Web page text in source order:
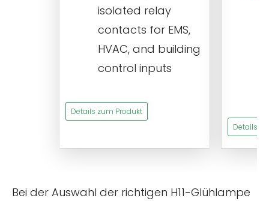
isolated relay
contacts for EMS,
HVAC, and building
control inputs
Details zum Produkt
Details
Bei der Auswahl der richtigen H11-Glühlampe